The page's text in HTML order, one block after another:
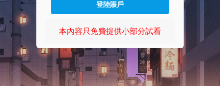
登陸賬戶
本內容只免費提供小部分試看